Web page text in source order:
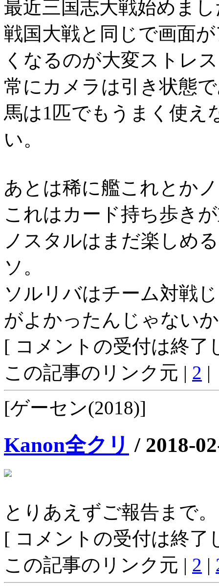
最近三国志大戦始めま
戦国大戦と同じで画面
くなるのが大変ストレ
常にカメラは引き状態
馬は1匹でもうまく使え
い。
あとは稀に艦これとか
これはカード持ち歩き
ノスタルはまだ楽しめ
ソ。
ソルリバはチーム対戦
がよかったんじゃない
[ コメントの受付は終了
この記事のリンク元 | 2 |
[ゲーセン(2018)]
Kanon全クリ / 2018-
とりあえずご報告まで。
[ コメントの受付は終了
この記事のリンク元 | 2 |